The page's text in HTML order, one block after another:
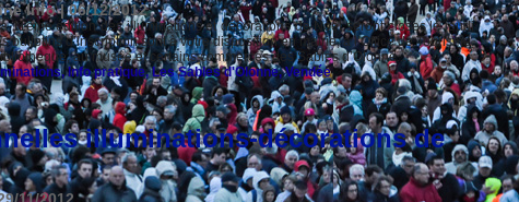
Info | 06/12/2012
11ème édition des illuminations et décorations de Noël seront closes le jeudi
bulletins d’inscription sont à votre disposition en mairie, à l’Office de Tourisme,
au musée et certains commerces des Sables d’Olonne....
,Info pratique,Les Sables d'Olonne,Vendée
illuminations-décorations de